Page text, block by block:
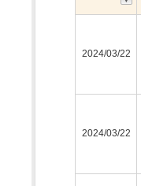
2024/03/22
2024/03/22